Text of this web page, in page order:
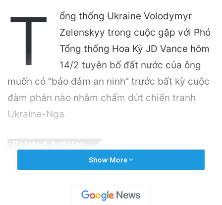
T
ổng thống Ukraine Volodymyr
Zelenskyy trong cuộc gặp với Phó
Tổng thống Hoa Kỳ JD Vance hôm
14/2 tuyên bố đất nước của ông
muốn có “bảo đảm an ninh” trước bất kỳ cuộc
đàm phán nào nhằm chấm dứt chiến tranh
Ukraine-Nga.
Nhiều trẻ em từ bỏ điện thoại để tìm kiếm
công việc mùa hè hấp dẫn
13 hours ago
Show More